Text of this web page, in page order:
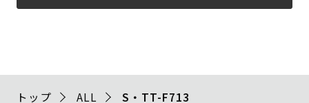
トップ ALL S・TT-F713